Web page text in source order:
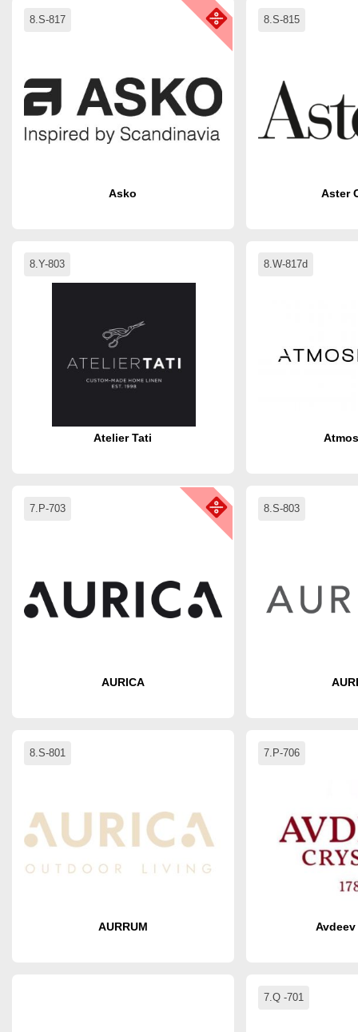
8.S-817
Asko
8.S-815
Aster
8.Y-803
Atelier Tati
8.W-817d
7.P-703
AURICA
8.S-803
8.S-801
AURRUM
7.P-706
7.Q -701